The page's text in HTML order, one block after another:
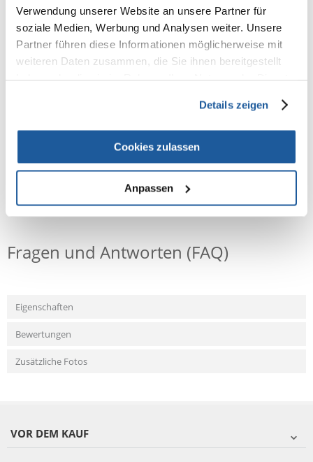
Verwendung unserer Website an unsere Partner für
soziale Medien, Werbung und Analysen weiter. Unsere
Partner führen diese Informationen möglicherweise mit
weiteren Daten zusammen, die Sie ihnen bereitgestellt
Details zeigen
Cookies zulassen
Anpassen
Sortiment Kunststofftränken
NEUE NACHRICHT
Fragen und Antworten (FAQ)
Eigenschaften
Bewertungen
Zusätzliche Fotos
VOR DEM KAUF